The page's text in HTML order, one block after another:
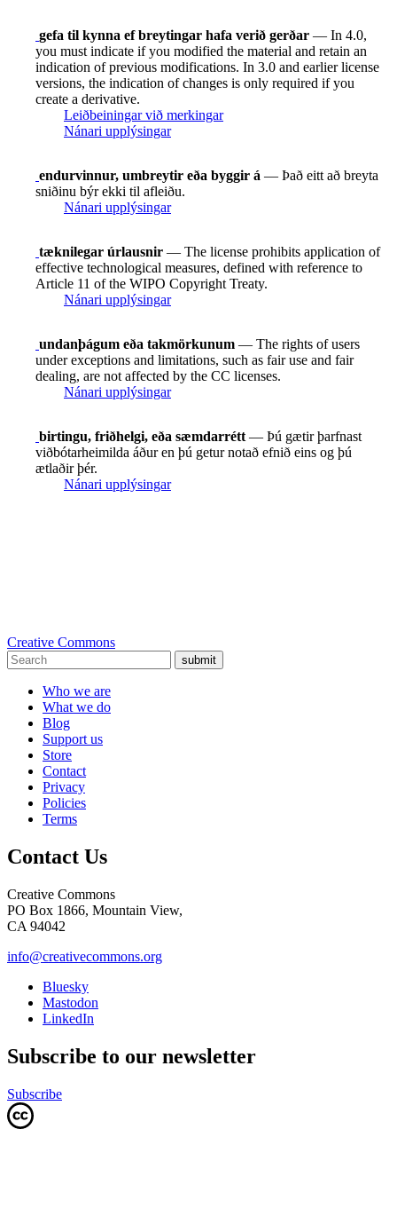
gefa til kynna ef breytingar hafa verið gerðar — In 4.0,
you must indicate if you modified the material and retain an
indication of previous modifications. In 3.0 and earlier license
versions, the indication of changes is only required if you
create a derivative.
Leiðbeiningar við merkingar
Nánari upplýsingar
endurvinnur, umbreytir eða byggir á — Það eitt að breyta
sniðinu býr ekki til afleiðu.
Nánari upplýsingar
tæknilegar úrlausnir — The license prohibits application of
effective technological measures, defined with reference to
Article 11 of the WIPO Copyright Treaty.
Nánari upplýsingar
undanþágum eða takmörkunum — The rights of users
under exceptions and limitations, such as fair use and fair
dealing, are not affected by the CC licenses.
Nánari upplýsingar
birtingu, friðhelgi, eða sæmdarrétt — Þú gætir þarfnast
viðbótarheimilda áður en þú getur notað efnið eins og þú
ætlaðir þér.
Nánari upplýsingar
Creative Commons
submit
Who we are
What we do
Blog
Support us
Store
Contact
Privacy
Policies
Terms
Contact Us
Creative Commons
PO Box 1866, Mountain View,
CA 94042
info@creativecommons.org
Bluesky
Mastodon
LinkedIn
Subscribe to our newsletter
Subscribe